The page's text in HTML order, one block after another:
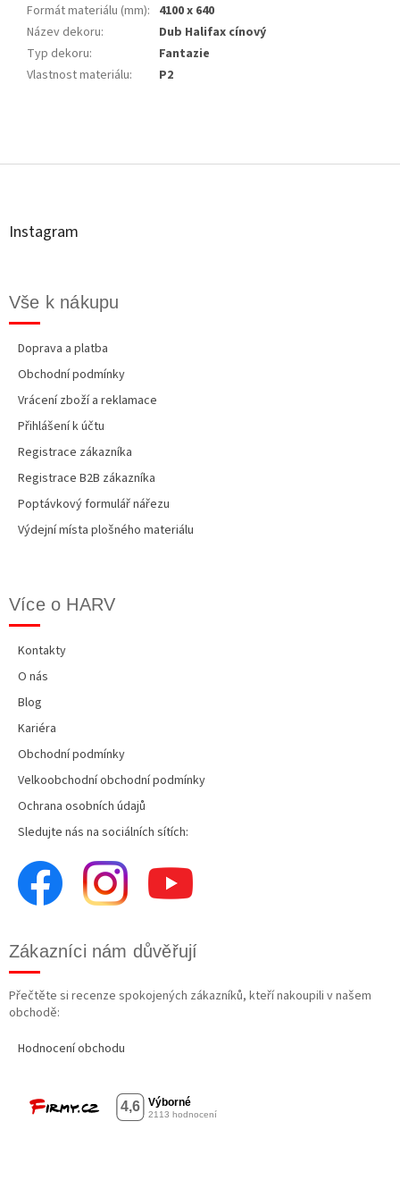
Formát materiálu (mm): 4100 x 640
Název dekoru:
Dub Halifax cínový
Typ dekoru:
Fantazie
Vlastnost materiálu: P2
á
Instagram
Vše k nákupu
Doprava a platba
Obchodní podmínky
Vrácení zboží a reklamace
Přihlášení k účtu
Registrace zákazníka
Registrace B2B zákazníka
Poptávkový formulář nářezu
Výdejní místa plošného materiálu
Více o HARV
Kontakty
O nás
Blog
Kariéra
Obchodní podmínky
Velkoobchodní obchodní podmínky
Ochrana osobních údajů
Sledujte nás na sociálních sítích:
Zákazníci nám důvěřují
Přečtěte si recenze spokojených zákazníků, kteří nakoupili v našem
obchodě:
Hodnocení obchodu